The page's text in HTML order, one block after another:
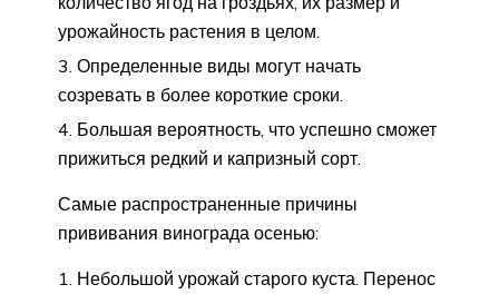
урожайность растения в целом.
Определенные виды могут начать
созревать в более короткие сроки.
Большая вероятность, что успешно сможет
прижиться редкий и капризный сорт.
Самые распространенные причины
прививания винограда осенью:
Небольшой урожай старого куста. Перенос